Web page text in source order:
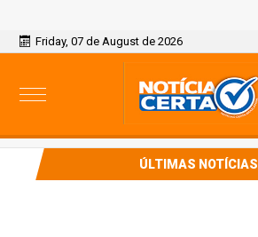
Friday, 07 de August de 2026
ÚLTIMAS NOTÍCIAS